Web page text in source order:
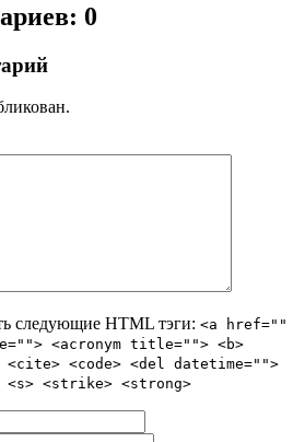
0
следующие HTML тэги: <a href=""
<acronym title=""> <b>
<code> <del datetime="">
<strike> <strong>